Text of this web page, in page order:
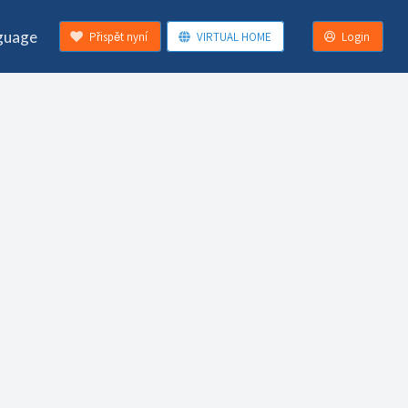
Přispět nyní VIRTUAL HOME Login